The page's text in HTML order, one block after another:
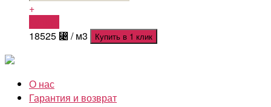
+
18525 ⃄ / м3 Купить в 1 клик
О нас
Гарантия и возврат